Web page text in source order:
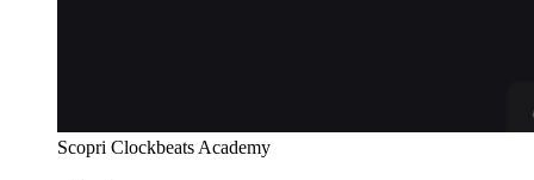
Scopri Clockbeats Academy